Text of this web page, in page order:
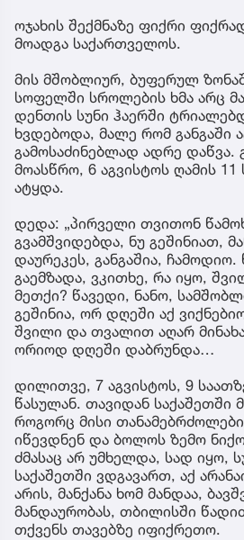
ოჯახის შექმნაზე ფიქრი
მოადგა საქართველოს.
მის მშობლიურ, ბუფერულ
სოფელში სროლების ხმა არც
დენთის სუნი ჰაერში
ხვდებოდა, მალე რომ განგაში
გამოსაძინებლად ადრე დაწვა.
მოასწრო, 6 აგვისტოს ღამის
ატყდა.
დედა: „პირველი თვითონ
გვამშვიდებდა, ნუ გეშინიათ,
დაურეკეს, განგაშია,
გაემზადა, ვკითხე, რა იყო,
მეთქი? წავედი, ნანო,
გეშინია, ორ დღეში აქ
შვილი და თვალით აღარ
ორიოდ დღეში დაბრუნდა…
დილითვე, 7 აგვისტოს, 9
წასულან. თავიდან საქაშეთში
როგორც მისი თანამებრძოლები
იწევდნენ და ბოლოს ზემო
ძმასაც არ უმხელდა, სად იყო,
საქაშეთში ვდგავართ, აქ
არის, მანქანა ხომ მანდაა,
მანდაურობას, თბილისში
თქვენს თავებზე იფიქრეთო.